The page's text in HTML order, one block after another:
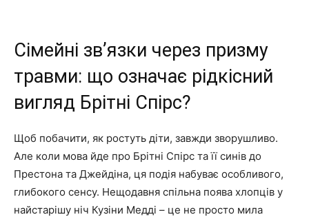
Сімейні зв’язки через призму
травми: що означає рідкісний
вигляд Брітні Спірс?
Щоб побачити, як ростуть діти, завжди зворушливо.
Але коли мова йде про Брітні Спірс та її синів до
Престона та Джейдіна, ця подія набуває особливого,
глибокого сенсу. Нещодавня спільна поява хлопців у
найстарішу ніч Кузіни Медді – це не просто мила